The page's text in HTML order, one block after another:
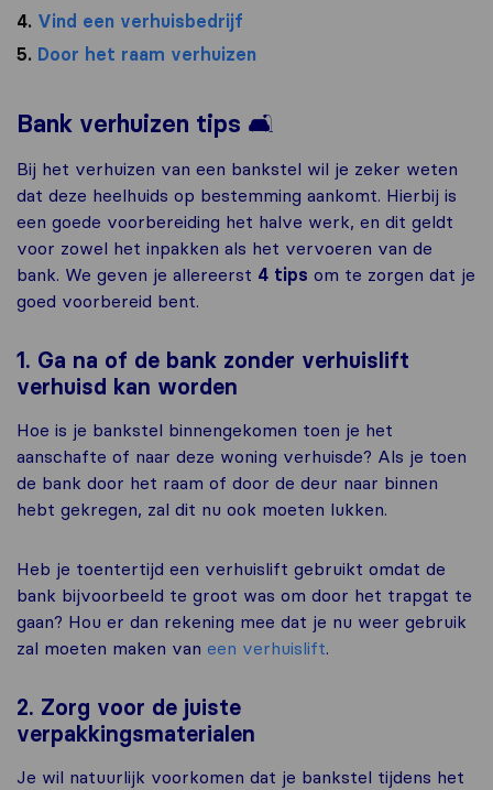
4. Vind een verhuisbedrijf
5. Door het raam verhuizen
Bank verhuizen tips 🛋️
Bij het verhuizen van een bankstel wil je zeker weten
dat deze heelhuids op bestemming aankomt. Hierbij is
een goede voorbereiding het halve werk, en dit geldt
voor zowel het inpakken als het vervoeren van de
bank. We geven je allereerst 4 tips om te zorgen dat je
goed voorbereid bent.
1. Ga na of de bank zonder verhuislift
verhuisd kan worden
Hoe is je bankstel binnengekomen toen je het
aanschafte of naar deze woning verhuisde? Als je toen
de bank door het raam of door de deur naar binnen
hebt gekregen, zal dit nu ook moeten lukken.
Heb je toentertijd een verhuislift gebruikt omdat de
bank bijvoorbeeld te groot was om door het trapgat te
gaan? Hou er dan rekening mee dat je nu weer gebruik
zal moeten maken van een verhuislift.
2. Zorg voor de juiste
verpakkingsmaterialen
Je wil natuurlijk voorkomen dat je bankstel tijdens het